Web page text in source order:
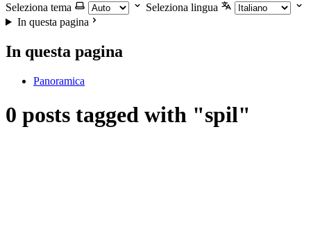
Seleziona tema
Seleziona lingua
In questa pagina
In questa pagina
Panoramica
0 posts tagged with "spil"